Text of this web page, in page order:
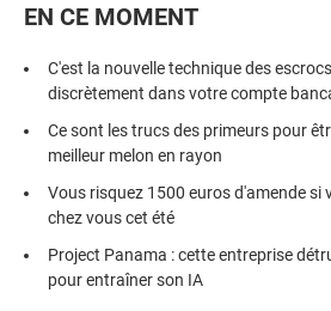
EN CE MOMENT
C'est la nouvelle technique des
discrètement dans votre compte
Ce sont les trucs des primeurs pour
meilleur melon en rayon
Vous risquez 1500 euros d'amende si
chez vous cet été
Project Panama : cette entreprise
pour entraîner son IA